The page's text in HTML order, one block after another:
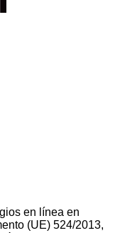
en línea en
(UE) 524/2013,